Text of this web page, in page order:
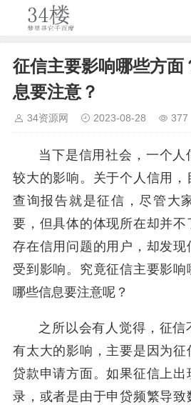
征信主要影响哪些方面
息要注意？
34资源网 2023-08-28 377
当下是信用社会，一个人
较大的影响。关于个人信用
查询报告就是征信，尽管大
要，但具体的体现所在却并
存在信用问题的用户，却发
受到影响。究竟征信主要影
哪些信息要注意呢？
之所以会有人觉得，征
有太大的影响，主要是因为
贷款申请方面。如果征信上
录，或者是由于申贷频繁导